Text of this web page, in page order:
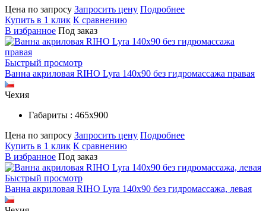
Цена по запросу Запросить цену Подробнее
Купить в 1 клик К сравнению
В избранное Под заказ
Быстрый просмотр
Ванна акриловая RIHO Lyra 140x90 без гидромассажа правая
Чехия
Габариты : 465х900
Цена по запросу Запросить цену Подробнее
Купить в 1 клик К сравнению
В избранное Под заказ
Быстрый просмотр
Ванна акриловая RIHO Lyra 140x90 без гидромассажа, левая